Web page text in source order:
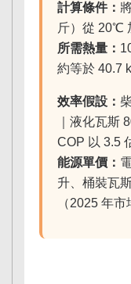
計算條件：
斤）從 20℃
所需熱量：
約等於 40.7
效率假設：
｜液化瓦斯
COP 以 3.5
能源單價：
升、桶裝瓦
（2025 年市